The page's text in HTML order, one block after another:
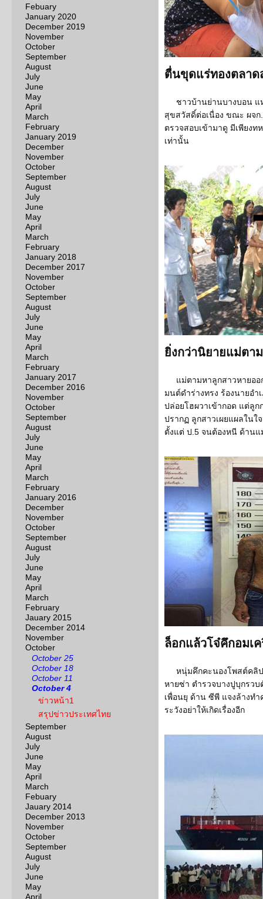
Febuary
January 2020
December 2019
November
October
September
August
July
June
May
April
March
February
January 2019
December
November
October
September
August
July
June
May
April
March
February
January 2018
December 2017
November
October
September
August
July
June
May
April
March
February
January 2017
December 2016
November
October
September
August
July
June
May
April
March
February
January 2016
December
November
October
September
August
July
June
May
April
March
February
Jauary 2015
December 2014
November
October
October 25
October 18
October 11
October 4
ข่าวหน้า1
สรุปข่าวประเทศไทย
September
August
July
June
May
April
March
Febuary
Jauary 2014
December 2013
November
October
September
August
July
June
May
April
ตื่นขุดแร่ทองตลาด
ชาวบ้านย่านบางบอน
สุขสวัสดิ์ต่อเนื่อง ขณะ ผจก
ตรวจสอบเข้ามาดู มีเพียง
เท่านั้น
ยิ่งกว่านิยายแม่ตา
แม่ตามหาลูกสาวหายอ
มนต์ดำร่างทรง ร้องนายอ
ปล่อยโฮผวาเข้ากอด แต่ลูก
ปรากฏ ลูกสาวเผยแผลใน
ตั้งแต่ ป.5 จนต้องหนี ด้านแ
ล็อกแล้วโจ๋คึกอมเ
หนุ่มคึกคะนองโพสต์คลิ
หายซ่า ตำรวจบางปูบุกรว
เพื่อนยุ ด้าน ซีพี แจงล้างท
ระวังอย่าให้เกิดเรื่องอีก